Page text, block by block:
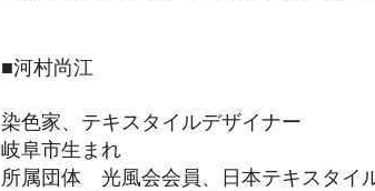
■河村尚江
染色家、テキスタイルデザイナー
岐阜市生まれ
所属団体 光風会会員、日本テキスタイ